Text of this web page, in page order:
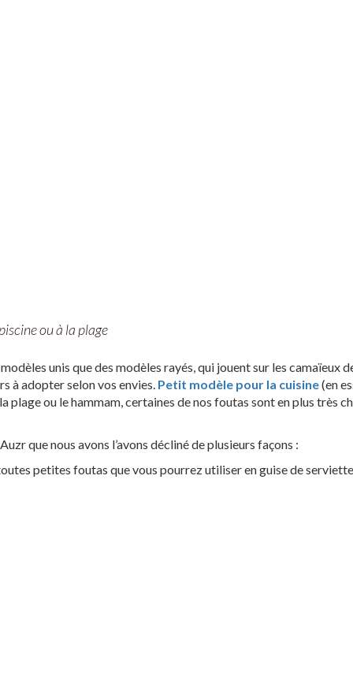
ou à la plage
unis que des modèles rayés, qui jouent sur les camaïeux
à adopter selon vos envies. Petit modèle pour la cuisine(en
plage ou le hammam, certaines de nos foutas sont en plus très
que nous avons l’avons décliné de plusieurs façons :
petites foutas que vous pourrez utiliser en guise de